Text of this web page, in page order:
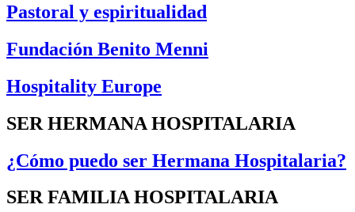
Pastoral y espiritualidad
Fundación Benito Menni
Hospitality Europe
SER HERMANA HOSPITALARIA
¿Cómo puedo ser Hermana Hospitalaria?
SER FAMILIA HOSPITALARIA